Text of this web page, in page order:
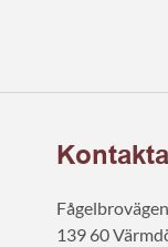
139 60